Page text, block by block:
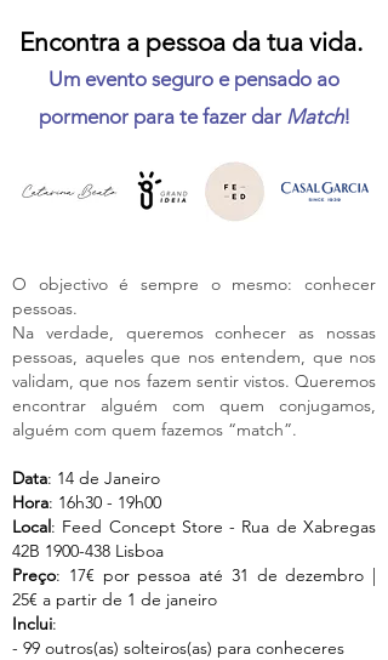
Encontra a pessoa da tua vida.
Um evento seguro e pensado ao
pormenor para te fazer dar Match!
O objectivo é sempre o mesmo: conhecer
pessoas.
Na verdade, queremos conhecer as nossas
pessoas, aqueles que nos entendem, que nos
validam, que nos fazem sentir vistos. Queremos
encontrar alguém com quem conjugamos,
alguém com quem fazemos “match”.
Data: 14 de Janeiro
Hora: 16h30 - 19h00
Local: Feed Concept Store - Rua de Xabregas
42B 1900-438 Lisboa
Preço: 17€ por pessoa até 31 de dezembro |
25€ a partir de 1 de janeiro
Inclui:
- 99 outros(as) solteiros(as) para conheceres